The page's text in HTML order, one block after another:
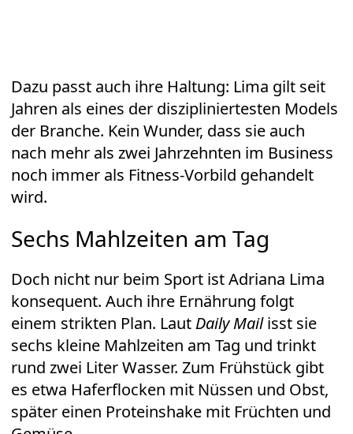
Dazu passt auch ihre Haltung: Lima gilt seit
Jahren als eines der diszipliniertesten Models
der Branche. Kein Wunder, dass sie auch
nach mehr als zwei Jahrzehnten im Business
noch immer als Fitness-Vorbild gehandelt
wird.
Sechs Mahlzeiten am Tag
Doch nicht nur beim Sport ist Adriana Lima
konsequent. Auch ihre Ernährung folgt
einem strikten Plan. Laut Daily Mailisst sie
sechs kleine Mahlzeiten am Tag und trinkt
rund zwei Liter Wasser. Zum Frühstück gibt
es etwa Haferflocken mit Nüssen und Obst,
später einen Proteinshake mit Früchten und